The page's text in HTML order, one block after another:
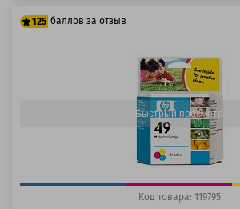
125 баллов за отзыв
Быстрый просмотр
Код товара: 119795